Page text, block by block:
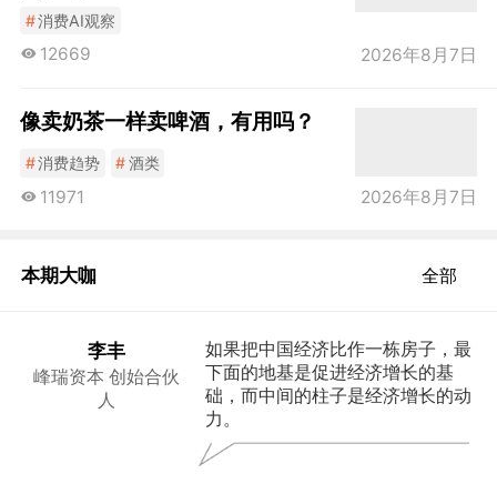
#消费AI观察
12669 2026年8月7日
像卖奶茶一样卖啤酒，有用吗？
#消费趋势 #酒类
11971 2026年8月7日
本期大咖 全部
李丰
峰瑞资本 创始合伙
人
如果把中国经济比作一栋房子，最
下面的地基是促进经济增长的基
础，而中间的柱子是经济增长的动
力。